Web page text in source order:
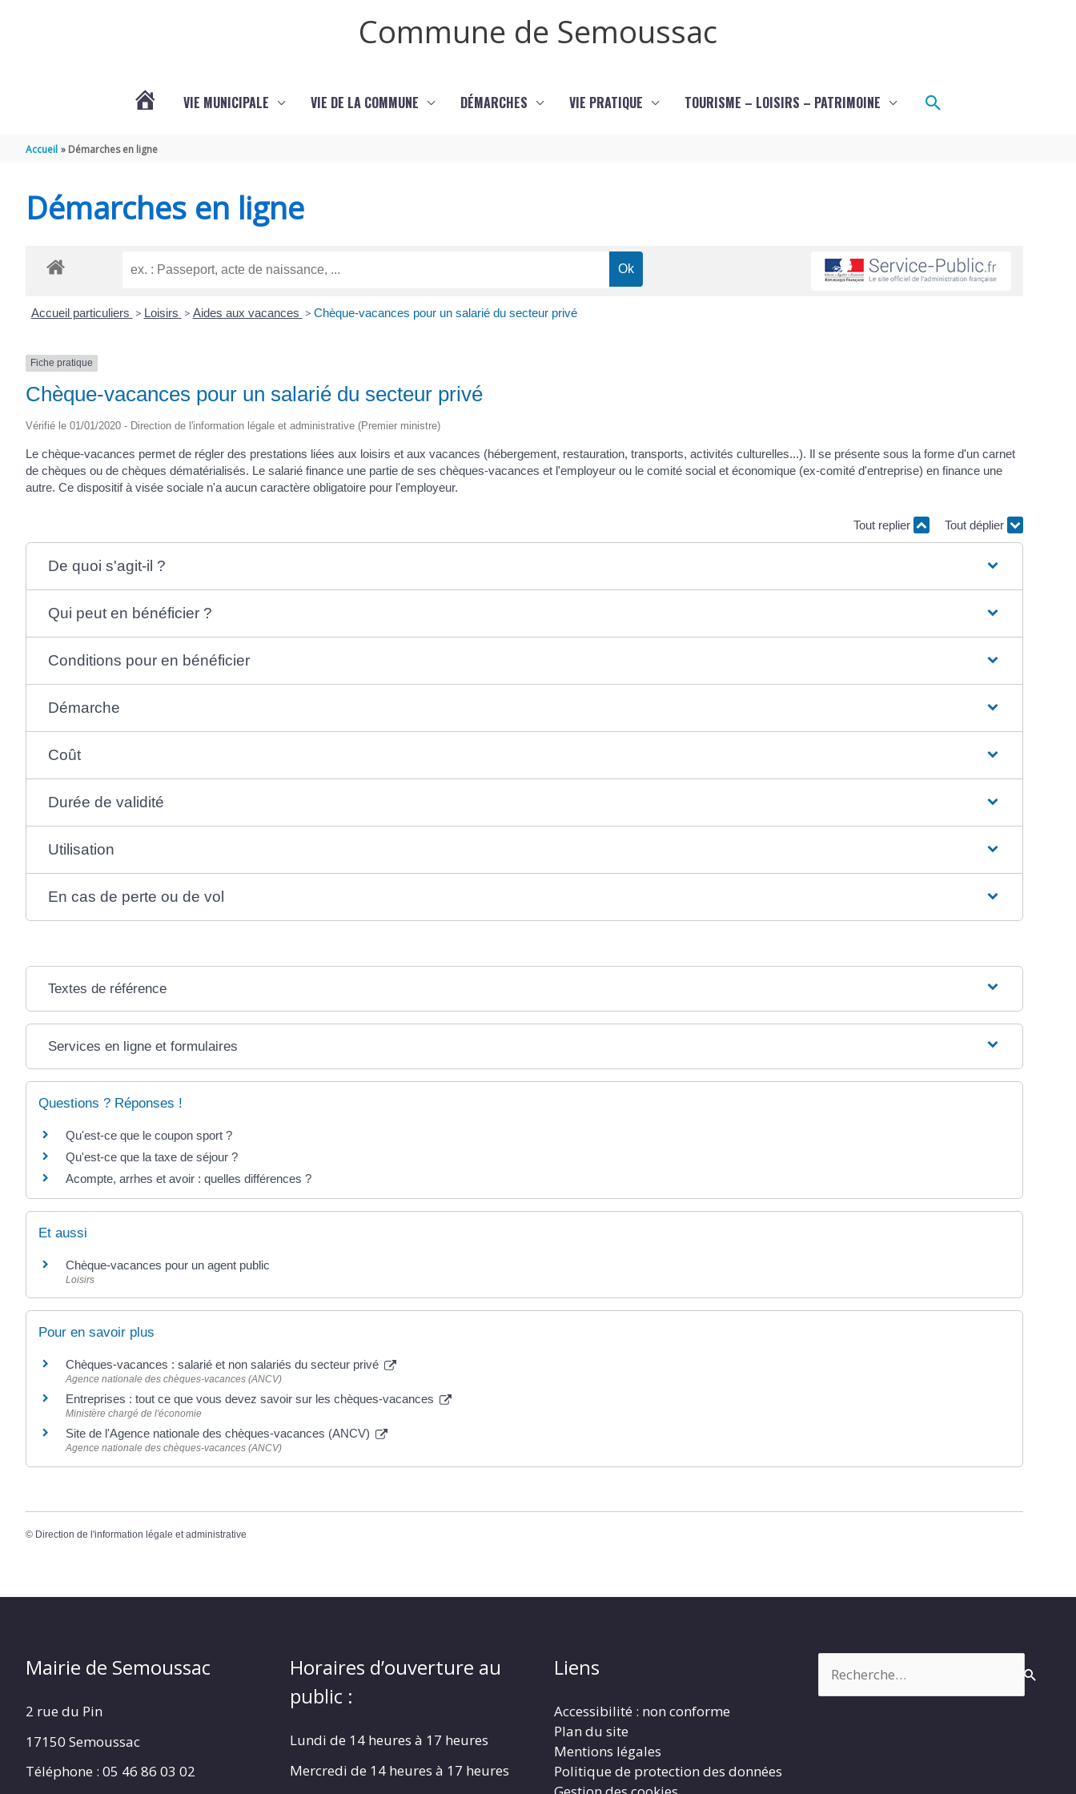
Commune de Semoussac
SEMOUSSAC
VIE MUNICIPALE VIE DE LA COMMUNE DÉMARCHES VIE PRATIQUE TOURISME – LOISIRS – PATRIMOINE Rechercher
Accueil Démarches en ligne
Démarches en ligne
Accueil particuliers > Loisirs > Aides aux vacances > Chèque-vacances pour un salarié du secteur privé
Fiche pratique
Chèque-vacances pour un salarié du secteur privé
Vérifié le 01/01/2020 - Direction de l'information légale et administrative (Premier ministre)
Le chèque-vacances permet de régler des prestations liées aux loisirs et aux vacances (hébergement, restauration, transports, activités culturelles...). Il se présente sous la forme d'un carnet
de chèques ou de chèques dématérialisés. Le salarié finance une partie de ses chèques-vacances et l'employeur ou le comité social et économique (ex-comité d'entreprise) en finance une
autre. Ce dispositif à visée sociale n'a aucun caractère obligatoire pour l'employeur.
Tout replier Tout déplier
De quoi s'agit-il ?
Qui peut en bénéficier ?
Conditions pour en bénéficier
Démarche
Coût
Durée de validité
Utilisation
En cas de perte ou de vol
Textes de référence
Services en ligne et formulaires
Questions ? Réponses !
Qu'est-ce que le coupon sport ?
Qu'est-ce que la taxe de séjour ?
Acompte, arrhes et avoir : quelles différences ?
Et aussi
Chèque-vacances pour un agent public
Loisirs
Pour en savoir plus
Chèques-vacances : salarié et non salariés du secteur privé
Agence nationale des chèques-vacances (ANCV)
Entreprises : tout ce que vous devez savoir sur les chèques-vacances
Ministère chargé de l'économie
Site de l'Agence nationale des chèques-vacances (ANCV)
Agence nationale des chèques-vacances (ANCV)
© Direction de l'information légale et administrative
Mairie de Semoussac
2 rue du Pin
17150 Semoussac
Téléphone : 05 46 86 03 02
Horaires d’ouverture au
public :
Lundi de 14 heures à 17 heures
Mercredi de 14 heures à 17 heures
Liens
Accessibilité : non conforme
Plan du site
Mentions légales
Politique de protection des données